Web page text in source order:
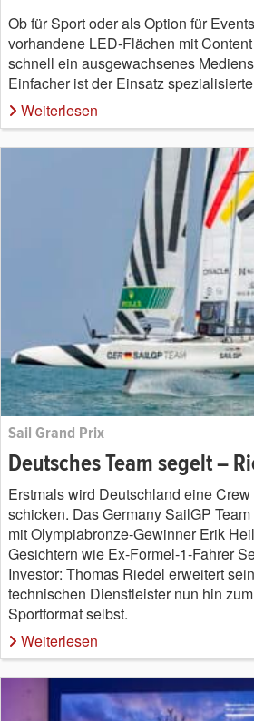
Ob für Sport oder als Option für
vorhandene LED-Flächen mit
schnell ein ausgewachsenes
Einfacher ist der Einsatz
Weiterlesen
Sail Grand Prix
Deutsches Team segelt –
Erstmals wird Deutschland eine
schicken. Das Germany SailGP
mit Olympiabronze-Gewinner Erik
Gesichtern wie Ex-Formel-1-Fahrer
Investor: Thomas Riedel erweitert
technischen Dienstleister nun hin
Sportformat selbst.
Weiterlesen